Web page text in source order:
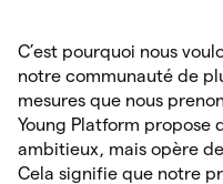
C’est pourquoi nous
notre communauté de
mesures que nous
Young Platform propose
ambitieux, mais opère
Cela signifie que notre